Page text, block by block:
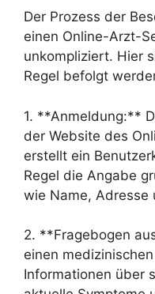
Der Prozess der
einen Online-Arzt-
unkompliziert. Hier
Regel befolgt
1. **Anmeldung:**
der Website des
erstellt ein
Regel die Angabe
wie Name, Adresse
2. **Fragebogen
einen
Informationen über